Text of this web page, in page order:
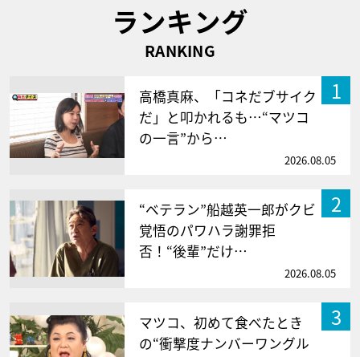
ランキング
RANKING
1
高橋真麻、「コネだブサイク
だ」と叩かれるも…“マツコ
の一言”から…
2026.08.05
2
“ベテラン”船越英一郎がクビ
覚悟のパワハラ謝罪拒
否！“後輩”だけ…
2026.08.05
3
マツコ、初めて食べたとき
の“衝撃度ナンバーワングル